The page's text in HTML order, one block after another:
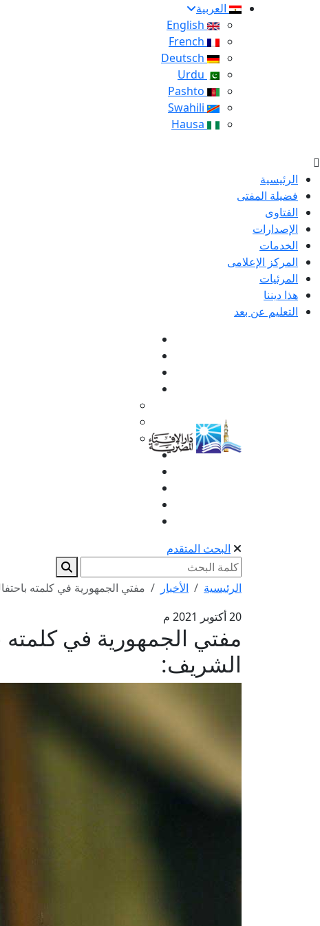
العربية
الرئيسية
فضيلة المفتى
الفتاوى
الإصدارات
الخدمات
المركز الإعلامى
المرئيات
هذا ديننا
التعليم عن بعد
البحث المتقدم
الرئيسية الأخبار
مفتي الجمهورية في كلمته
20 أكتوبر 2021 م
مفتي الجمهورية في كلمته
الشريف: